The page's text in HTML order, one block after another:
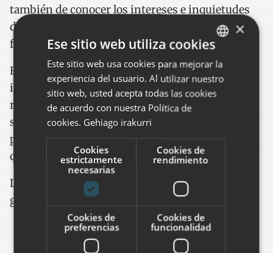
también de conocer los intereses e inquietudes
de otros desarrolladores respecto al presente y
futuro de Wordpress.
El sábado las charlas fueron en general muy
interesantes y muchas de ellas nos hicieron
reflexionar y nos aportaron ideas interesantes
sobre cómo mejorar nuestro enfoque de los
proyectos de Wordpress, optimizar nuestro
código, etc.
La Conferencia Wordcamp Barcelona 2023 fue un
gran evento comunitario, y consistió en:
29 presentaciones, 17 en catalán, 10 en
castellano y 2 en inglés
BASQUE
SPANISH
×
Ese sitio web utiliza cookies
Este sitio web usa cookies para mejorar la
experiencia del usuario. Al utilizar nuestro
sitio web, usted acepta todas las cookies
de acuerdo con nuestra Política de
cookies. Gehiago irakurri
Cookies
estrictamente
necesarias
Cookies de
rendimiento
Cookies de
preferencias
Cookies de
funcionalidad